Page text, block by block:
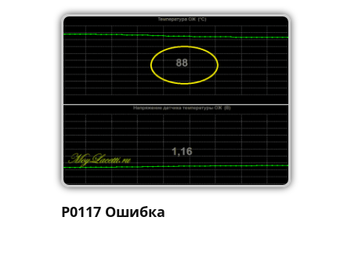
P0117 Ошибка